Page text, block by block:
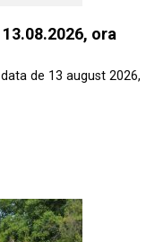
ora
de 13 august 2026,